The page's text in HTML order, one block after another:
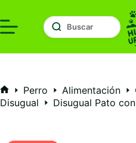
al
contenido
Inicio
Perro Alimentación
Disugual
Disugual Pato